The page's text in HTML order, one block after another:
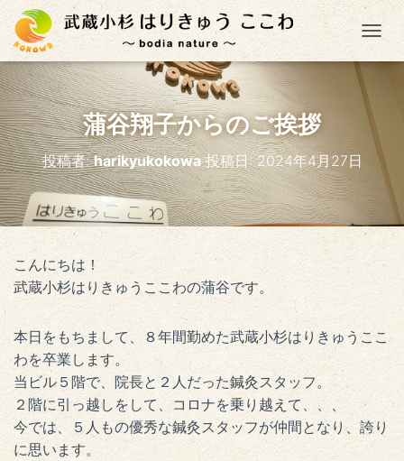
ナ
蒲谷翔子からのご挨拶
投稿者:harikyukokowa投稿日:2024年4月27日
こんにちは！
武蔵小杉はりきゅうここわの蒲谷です。
本日をもちまして、８年間勤めた武蔵小杉はりきゅうここ
わを卒業します。
当ビル５階で、院長と２人だった鍼灸スタッフ。
２階に引っ越しをして、コロナを乗り越えて、、、
今では、５人もの優秀な鍼灸スタッフが仲間となり、誇り
に思います。